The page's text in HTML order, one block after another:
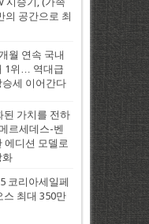
의 공간으로 최
월 연속 국내
1위… 역대급
세 이어간다
된 가치를 전하
르세데스-벤
에디션 모델로
화
코리아세일페
스 최대 350만